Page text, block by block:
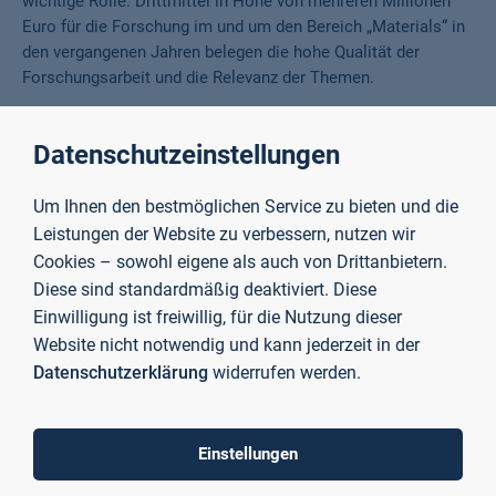
Euro für die Forschung im und um den Bereich „Materials“ in
den vergangenen Jahren belegen die hohe Qualität der
Forschungsarbeit und die Relevanz der Themen.
innovativen Technologien und Methoden arbeiten, die in der
Fachkräfte in Materialwissenschaften
regional und international verstärkt
gesucht
Absolventinnen und Absolventen mit einem Abschluss in
Welt gebraucht, sei es in der Forschung und Entwicklung, der
Produktion oder im Qualitätsmanagement. Somit bestehen
nach dem Studium gute Berufsperspektiven – auch im
Datenschutzeinstellungen
Um Ihnen den bestmöglichen Service zu bieten und die
Leistungen der Website zu verbessern, nutzen wir
Cookies – sowohl eigene als auch von Drittanbietern.
Diese sind standardmäßig deaktiviert. Diese
Einwilligung ist freiwillig, für die Nutzung dieser
Website nicht notwendig und kann jederzeit in der
Datenschutzerklärung widerrufen werden.
Einstellungen